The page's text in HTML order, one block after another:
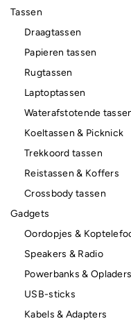
Tassen
Draagtassen
Papieren tassen
Rugtassen
Laptoptassen
Waterafstotende
Koeltassen & Picknick
Trekkoord tassen
Reistassen & Koffers
Crossbody tassen
Gadgets
Oordopjes &
Speakers & Radio
Powerbanks & Opladers
USB-sticks
Kabels & Adapters